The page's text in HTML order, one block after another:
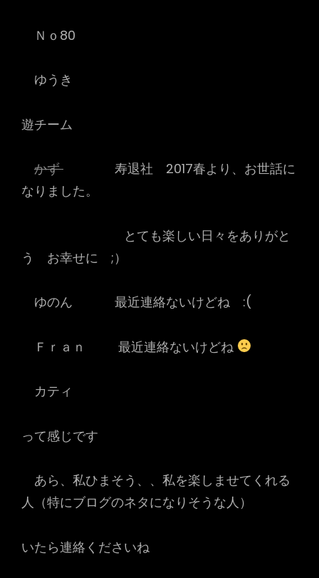
Ｎｏ80
ゆうき
遊チーム
かず 寿退社 2017春より、お世話に
なりました。
とても楽しい日々をありがと
う お幸せに ;）
ゆのん 最近連絡ないけどね :(
Ｆｒａｎ 最近連絡ないけどね
カティ
って感じです
あら、私ひまそう、、私を楽しませてくれる
人（特にブログのネタになりそうな人）
いたら連絡くださいね